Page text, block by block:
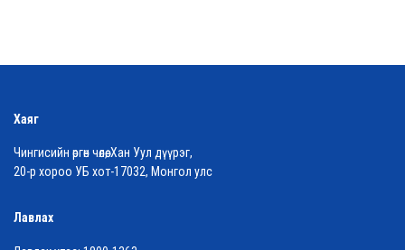
Хаяг
Чингисийн өргөн чөлөө, Хан Уул дүүрэг,
20-р хороо УБ хот-17032, Монгол улс
Лавлах